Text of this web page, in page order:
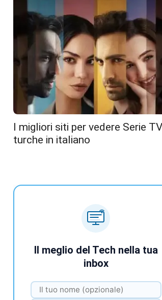
I migliori siti per vedere Serie TV
turche in italiano
Il meglio del Tech nella tua
inbox